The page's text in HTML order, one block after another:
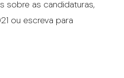
sobre as candidaturas,
ou escreva para